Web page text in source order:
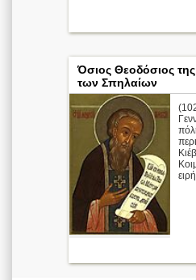
Όσιος Θεοδόσιος
των Σπηλαίων